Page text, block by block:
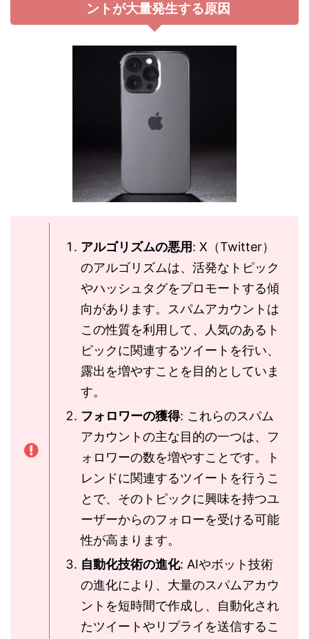
ントが大量発生する原因
アルゴリズムの悪用: X（Twitter）
のアルゴリズムは、活発なトピック
やハッシュタグをプロモートする傾
向があります。スパムアカウントは
この性質を利用して、人気のあるト
ピックに関連するツイートを行い、
露出を増やすことを目的としていま
す。
フォロワーの獲得: これらのスパム
アカウントの主な目的の一つは、フ
ォロワーの数を増やすことです。ト
レンドに関連するツイートを行うこ
とで、そのトピックに興味を持つユ
ーザーからのフォローを受ける可能
性が高まります。
自動化技術の進化: AIやボット技術
の進化により、大量のスパムアカウ
ントを短時間で作成し、自動化され
たツイートやリプライを送信するこ